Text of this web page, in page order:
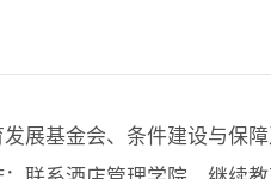
展基金会、条件建设与保